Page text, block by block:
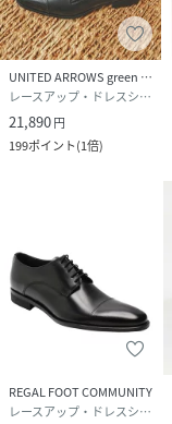
UNITED ARROWS green label relaxing
レースアップ・ドレスシューズ
21,890円
199ポイント(1倍)
REGAL FOOT COMMUNITY
レースアップ・ドレスシューズ